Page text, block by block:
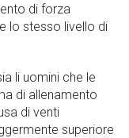
di forza
lo stesso livello di
li uomini che le
di allenamento
di venti
superiore